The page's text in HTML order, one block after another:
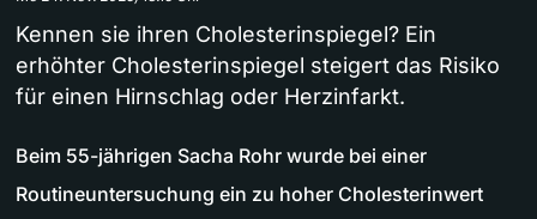
Kennen sie ihren Cholesterinspiegel? Ein
erhöhter Cholesterinspiegel steigert das Risiko
für einen Hirnschlag oder Herzinfarkt.
Beim 55-jährigen Sacha Rohr wurde bei einer
Routineuntersuchung ein zu hoher Cholesterinwert